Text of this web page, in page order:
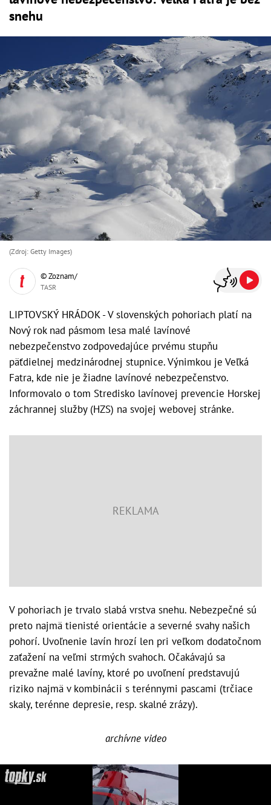
snehu
(Zdroj: Getty Images)
© Zoznam/
TASR
LIPTOVSKÝ HRÁDOK - V slovenských pohoriach platí na
Nový rok nad pásmom lesa malé lavínové
nebezpečenstvo zodpovedajúce prvému stupňu
päťdielnej medzinárodnej stupnice. Výnimkou je Veľká
Fatra, kde nie je žiadne lavínové nebezpečenstvo.
Informovalo o tom Stredisko lavínovej prevencie Horskej
záchrannej služby (HZS) na svojej webovej stránke.
V pohoriach je trvalo slabá vrstva snehu. Nebezpečné sú
preto najmä tienisté orientácie a severné svahy našich
pohorí. Uvoľnenie lavín hrozí len pri veľkom dodatočnom
zaťažení na veľmi strmých svahoch. Očakávajú sa
prevažne malé lavíny, ktoré po uvoľnení predstavujú
riziko najmä v kombinácii s terénnymi pascami (trčiace
skaly, terénne depresie, resp. skalné zrázy).
archívne video